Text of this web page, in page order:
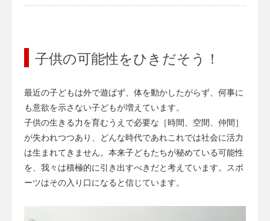
子供の可能性をひきだそう！
最近の子どもは外で遊ばず、体を動かしたがらず、何事に
も意欲を示さない子どもが増えています。
子供の生きる力を育むうえで必要な［時間、空間、仲間］
が失われつつあり、どんな時代であれこれでは社会に活力
は生まれてきません。本来子どもたちが秘めている可能性
を、我々は積極的に引き出すべきだと考えています。スポ
ーツはその入り口になると信じています。